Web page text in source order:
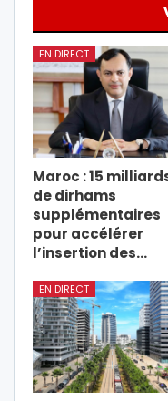
EN DIRECT
Maroc : 15
de dirhams
supplémentaires
pour accélérer
l’insertion des…
EN DIRECT